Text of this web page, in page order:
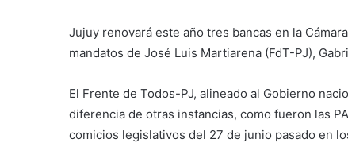
Jujuy renovará este año tres bancas en la
mandatos de José Luis Martiarena (FdT-PJ),
El Frente de Todos-PJ, alineado al Gobierno
diferencia de otras instancias, como fueron las
comicios legislativos del 27 de junio pasado en